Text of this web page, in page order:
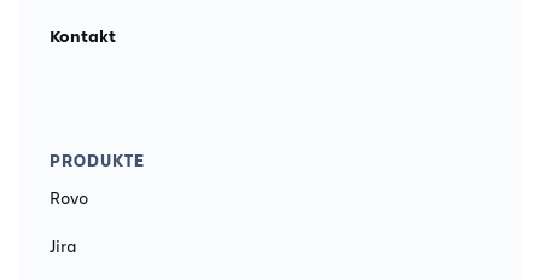
Kontakt
PRODUKTE
Rovo
Jira